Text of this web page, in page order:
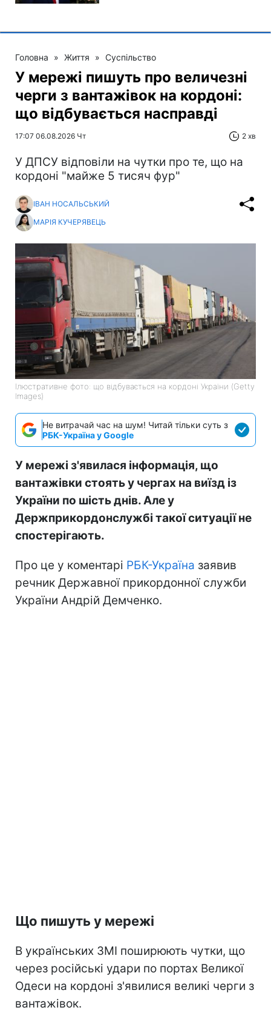
Головна » Життя » Суспільство
У мережі пишуть про величезні
черги з вантажівок на кордоні:
що відбувається насправді
17:07 06.08.2026 Чт 2 хв
У ДПСУ відповіли на чутки про те, що на
кордоні "майже 5 тисяч фур"
ІВАН НОСАЛЬСЬКИЙ
МАРІЯ КУЧЕРЯВЕЦЬ
Ілюстративне фото: що відбувається на кордоні України (Getty
Images)
Не витрачай час на шум! Читай тільки суть з
РБК-Україна у Google
У мережі з'явилася інформація, що
вантажівки стоять у чергах на виїзд із
України по шість днів. Але у
Держприкордонслужбі такої ситуації не
спостерігають.
Про це у коментарі РБК-Україна заявив
речник Державної прикордонної служби
України Андрій Демченко.
Що пишуть у мережі
В українських ЗМІ поширюють чутки, що
через російські удари по портах Великої
Одеси на кордоні з'явилися великі черги з
вантажівок.